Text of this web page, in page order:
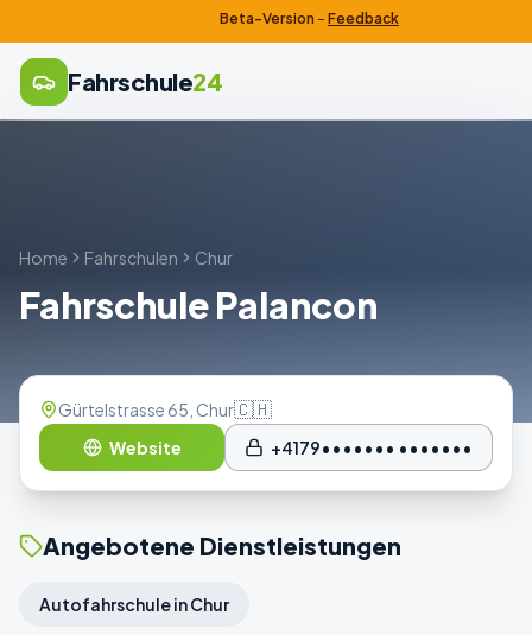
Beta-Version – Feedback
Fahrschule24
Home Fahrschulen Chur
Fahrschule Palancon
Gürtelstrasse 65, Chur🇨🇭
Website +4179••••••• •••••••
Angebotene Dienstleistungen
Autofahrschule in Chur